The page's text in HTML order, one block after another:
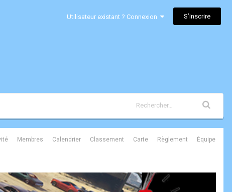
Utilisateur existant ? Connexion S’inscrire
Membres Calendrier Classement Carte Règlement Équipe